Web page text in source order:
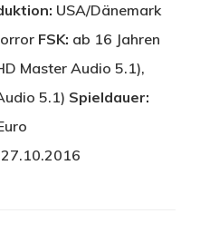
USA/Dänemark
FSK: ab 16 Jahren
Master Audio 5.1),
5.1) Spieldauer:
27.10.2016